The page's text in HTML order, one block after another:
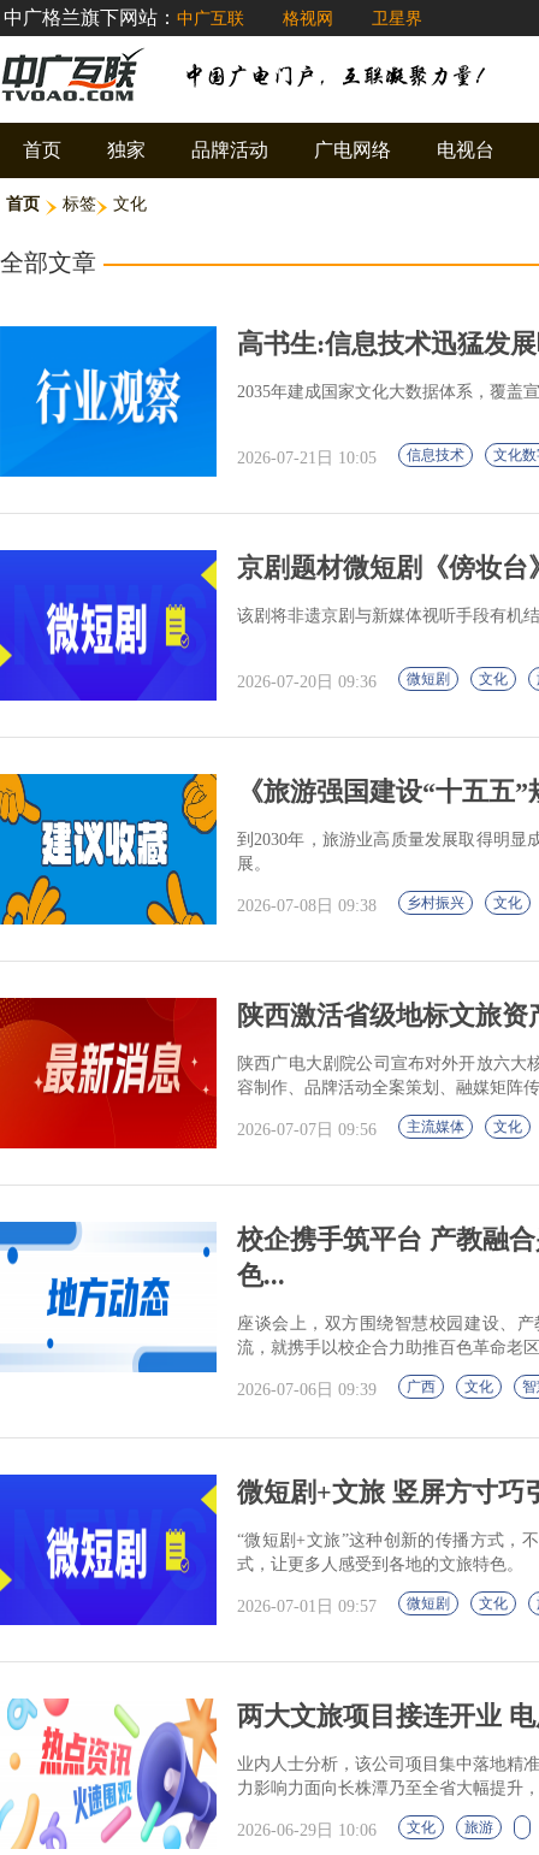
中广格兰旗下网站： 中广互联 格视网 卫星界
首页 独家 品牌活动 广电网络 电视台
首页 标签 文化
全部文章
高书生:信息技术迅猛发
2035年建成国家文化大数据体系，覆盖
2026-07-21日 10:05 信息技术 文化
京剧题材微短剧《傍妆台
该剧将非遗京剧与新媒体视听手段有机
2026-07-20日 09:36 微短剧 文化
《旅游强国建设“十五五
到2030年，旅游业高质量发展取得明
展。
2026-07-08日 09:38 乡村振兴 文化
陕西激活省级地标文旅
陕西广电大剧院公司宣布对外开放六大
容制作、品牌活动全案策划、融媒矩阵
2026-07-07日 09:56 主流媒体 文化
校企携手筑平台 产教融
色...
座谈会上，双方围绕智慧校园建设、
流，就携手以校企合力助推百色革命老
2026-07-06日 09:39 广西 文化
微短剧+文旅 竖屏方寸巧
“微短剧+文旅”这种创新的传播方式，
式，让更多人感受到各地的文旅特色。
2026-07-01日 09:57 微短剧 文化
两大文旅项目接连开业
业内人士分析，该公司项目集中落地精
力影响力面向长株潭乃至全省大幅提升
2026-06-29日 10:06 文化 旅游